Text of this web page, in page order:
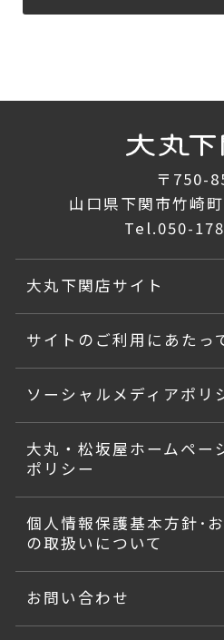
〒750-
山口県下関市竹崎
Tel.050-
大丸下関店サイト
サイトのご利用にあたっ
ソーシャルメディアポリ
大丸・松坂屋ホームペー
ポリシー
個人情報保護基本方針･
の取扱いについて
お問い合わせ